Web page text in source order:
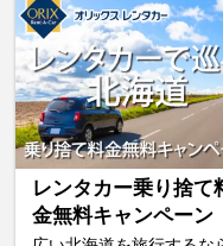
レンタカー乗り捨て
金無料キャンペーン